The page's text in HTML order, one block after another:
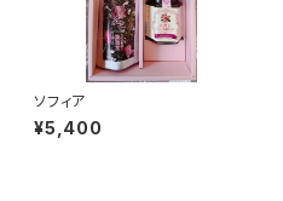
ソフィア
¥5,400